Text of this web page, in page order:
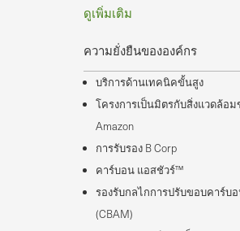
ดูเพิ่มเติม
ความยั่งยืนขององค์กร
บริการด้านเทคนิคขั้นสูง
โครงการเป็นมิตรกับสิ่งแวดล้อม
Amazon
การรับรอง B Corp
คาร์บอน แอสชัวร์™
รองรับกลไกการปรับขอบคาร์บ
(CBAM)